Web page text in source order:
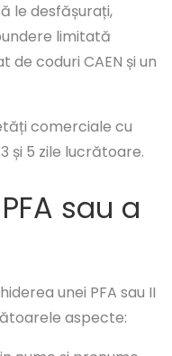
le desfășurați,
limitată
coduri CAEN și un
comerciale cu
și 5 zile lucrătoare.
sau a
unei PFA sau II
aspecte: